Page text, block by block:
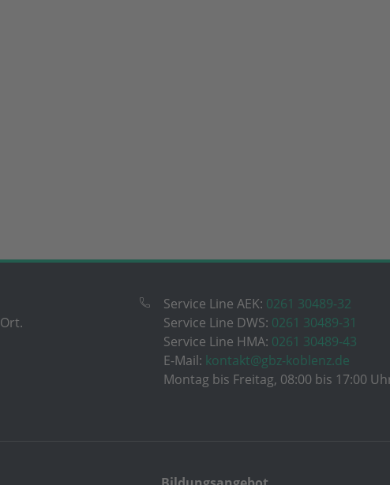
Service Line AEK: 0261 30489-32
Service Line DWS: 0261 30489-31
Service Line HMA: 0261 30489-43
E-Mail: kontakt@gbz-koblenz.de
Montag bis Freitag, 08:00 bis 17:00